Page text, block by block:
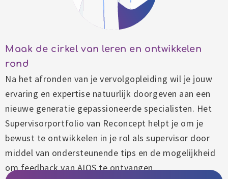
Maak de cirkel van leren en ontwikkelen
rond
Na het afronden van je vervolgopleiding wil je jouw
ervaring en expertise natuurlijk doorgeven aan een
nieuwe generatie gepassioneerde specialisten. Het
Supervisorportfolio van Reconcept helpt je om je
bewust te ontwikkelen in je rol als supervisor door
middel van ondersteunende tips en de mogelijkheid
om feedback van AIOS te ontvangen.